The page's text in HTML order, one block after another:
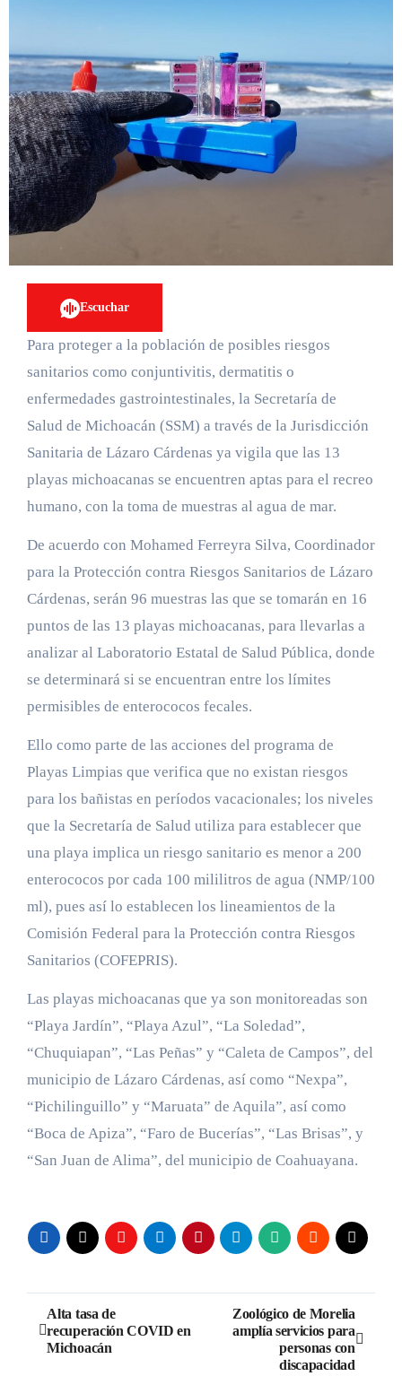
Escuchar
Para proteger a la población de posibles riesgos
sanitarios como conjuntivitis, dermatitis o
enfermedades gastrointestinales, la Secretaría de
Salud de Michoacán (SSM) a través de la Jurisdicción
Sanitaria de Lázaro Cárdenas ya vigila que las 13
playas michoacanas se encuentren aptas para el recreo
humano, con la toma de muestras al agua de mar.
De acuerdo con Mohamed Ferreyra Silva, Coordinador
para la Protección contra Riesgos Sanitarios de Lázaro
Cárdenas, serán 96 muestras las que se tomarán en 16
puntos de las 13 playas michoacanas, para llevarlas a
analizar al Laboratorio Estatal de Salud Pública, donde
se determinará si se encuentran entre los límites
permisibles de enterococos fecales.
Ello como parte de las acciones del programa de
Playas Limpias que verifica que no existan riesgos
para los bañistas en períodos vacacionales; los niveles
que la Secretaría de Salud utiliza para establecer que
una playa implica un riesgo sanitario es menor a 200
enterococos por cada 100 mililitros de agua (NMP/100
ml), pues así lo establecen los lineamientos de la
Comisión Federal para la Protección contra Riesgos
Sanitarios (COFEPRIS).
Las playas michoacanas que ya son monitoreadas son
“Playa Jardín”, “Playa Azul”, “La Soledad”,
“Chuquiapan”, “Las Peñas” y “Caleta de Campos”, del
municipio de Lázaro Cárdenas, así como “Nexpa”,
“Pichilinguillo” y “Maruata” de Aquila”, así como
“Boca de Apiza”, “Faro de Bucerías”, “Las Brisas”, y
“San Juan de Alima”, del municipio de Coahuayana.
Navegación
de
Alta tasa de
recuperación COVID en
Michoacán
Zoológico de Morelia
amplía servicios para
personas con
discapacidad